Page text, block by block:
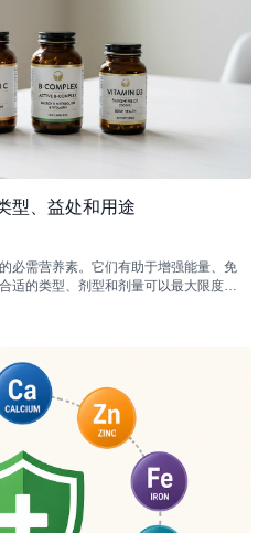
型、益处和用途
必需营养素。它们有助于增强能量、免
适的类型、剂型和剂量可以最大限度地